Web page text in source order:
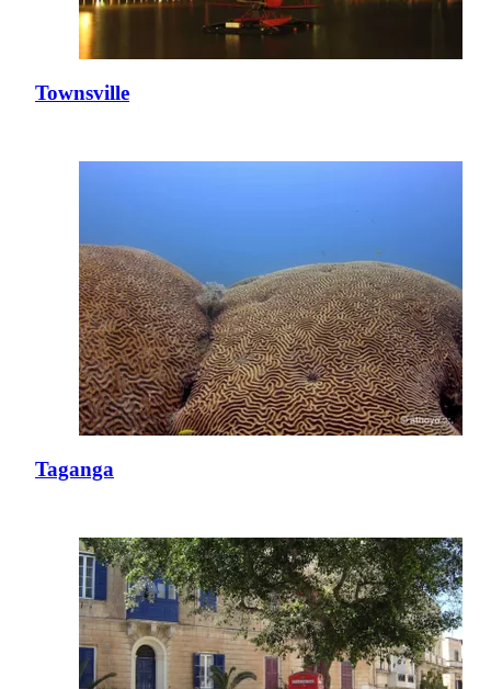
Townsville
Taganga